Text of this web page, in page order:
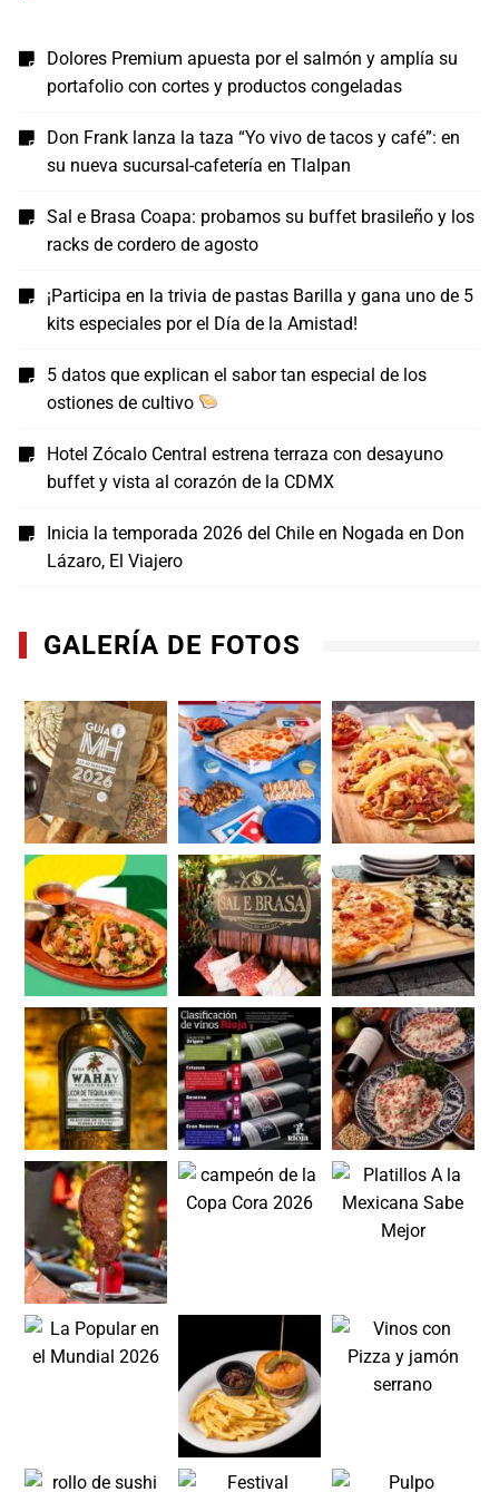
Dolores Premium apuesta por el salmón y amplía su
portafolio con cortes y productos congeladas
Don Frank lanza la taza “Yo vivo de tacos y café”: en
su nueva sucursal-cafetería en Tlalpan
Sal e Brasa Coapa: probamos su buffet brasileño y los
racks de cordero de agosto
¡Participa en la trivia de pastas Barilla y gana uno de 5
kits especiales por el Día de la Amistad!
5 datos que explican el sabor tan especial de los
ostiones de cultivo
Hotel Zócalo Central estrena terraza con desayuno
buffet y vista al corazón de la CDMX
Inicia la temporada 2026 del Chile en Nogada en Don
Lázaro, El Viajero
GALERÍA DE FOTOS